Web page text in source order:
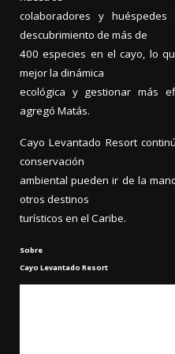
colaboradores y
descubrimiento de más de
400 especies en el cayo, lo
mejor la dinámica
ecológica y gestionar más
agregó Matás.
Cayo Levantado Resort
conservación
ambiental pueden ir de la
otros destinos
turísticos en el Caribe.
Sobre
Cayo Levantado Resort